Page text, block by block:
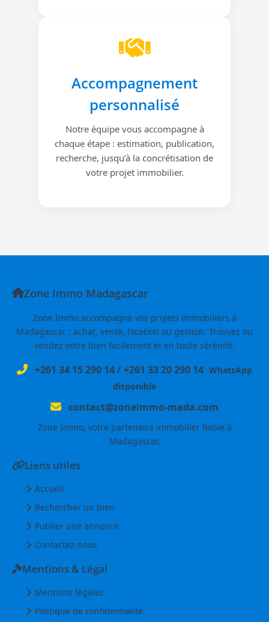
Accompagnement
personnalisé
Notre équipe vous accompagne à
chaque étape : estimation, publication,
recherche, jusqu’à la concrétisation de
votre projet immobilier.
Zone Immo Madagascar
Zone Immo accompagne vos projets immobiliers à
Madagascar : achat, vente, location ou gestion. Trouvez ou
vendez votre bien facilement et en toute sérénité.
+261 34 15 290 14/+261 33 20 290 14 WhatsApp
disponible
contact@zoneimmo-mada.com
Zone Immo, votre partenaire immobilier fiable à
Madagascar.
Liens utiles
Accueil
Rechercher un bien
Publier une annonce
Contactez-nous
Mentions & Légal
Mentions légales
Politique de confidentialité